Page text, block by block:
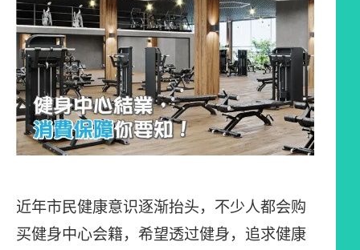
近年市民健康意识逐渐抬头，不少人都会购
买健身中心会籍，希望透过健身，追求健康